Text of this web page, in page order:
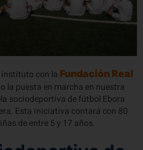
con la Fundación Real
la puesta en marcha en nuestra
sociodeportiva de fútbol Ebora
Esta iniciativa contará con 80
de entre 5 y 17 años.